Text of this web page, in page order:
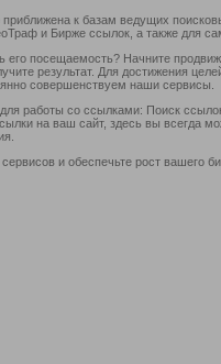
к базам ведущих
и Бирже ссылок, а также для
его посещаемость? Начните
результат. Для достижения
совершенствуем наши сервисы.
работы со ссылками: Поиск
на ваш сайт, здесь вы всегда
и обеспечьте рост вашего